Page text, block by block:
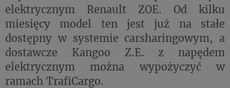
elektrycznym Renault ZOE. Od kilku
miesięcy model ten jest już na stałe
dostępny w systemie carsharingowym, a
dostawcze Kangoo Z.E. z napędem
elektrycznym można wypożyczyć w
ramach TrafiCargo.